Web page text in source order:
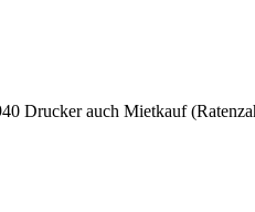
Drucker auch Mietkauf